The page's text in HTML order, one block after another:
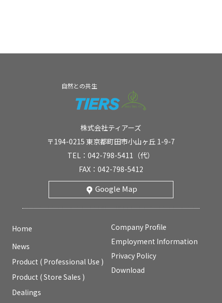
自然との共生
株式会社ティアーズ
〒194-0215 東京都町田市小山ヶ丘 1-9-7
TEL：042-798-5411（代）
FAX：042-798-5412
Google Map
Home
News
Product ( Professional Use )
Product ( Store Sales )
Dealings
Company Profile
Employment Information
Privacy Policy
Download